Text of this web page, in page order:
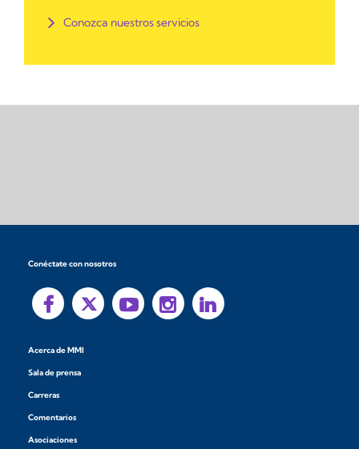
Conozca nuestros servicios
Conéctate con nosotros
Acerca de MMI
Sala de prensa
Carreras
Comentarios
Asociaciones